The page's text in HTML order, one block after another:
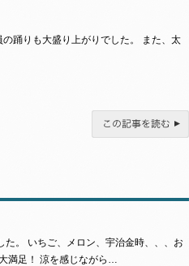
踊りも大盛り上がりでした。 また、太
。 いちご、メロン、宇治金時、、、お
満足！ 涼を感じながら…